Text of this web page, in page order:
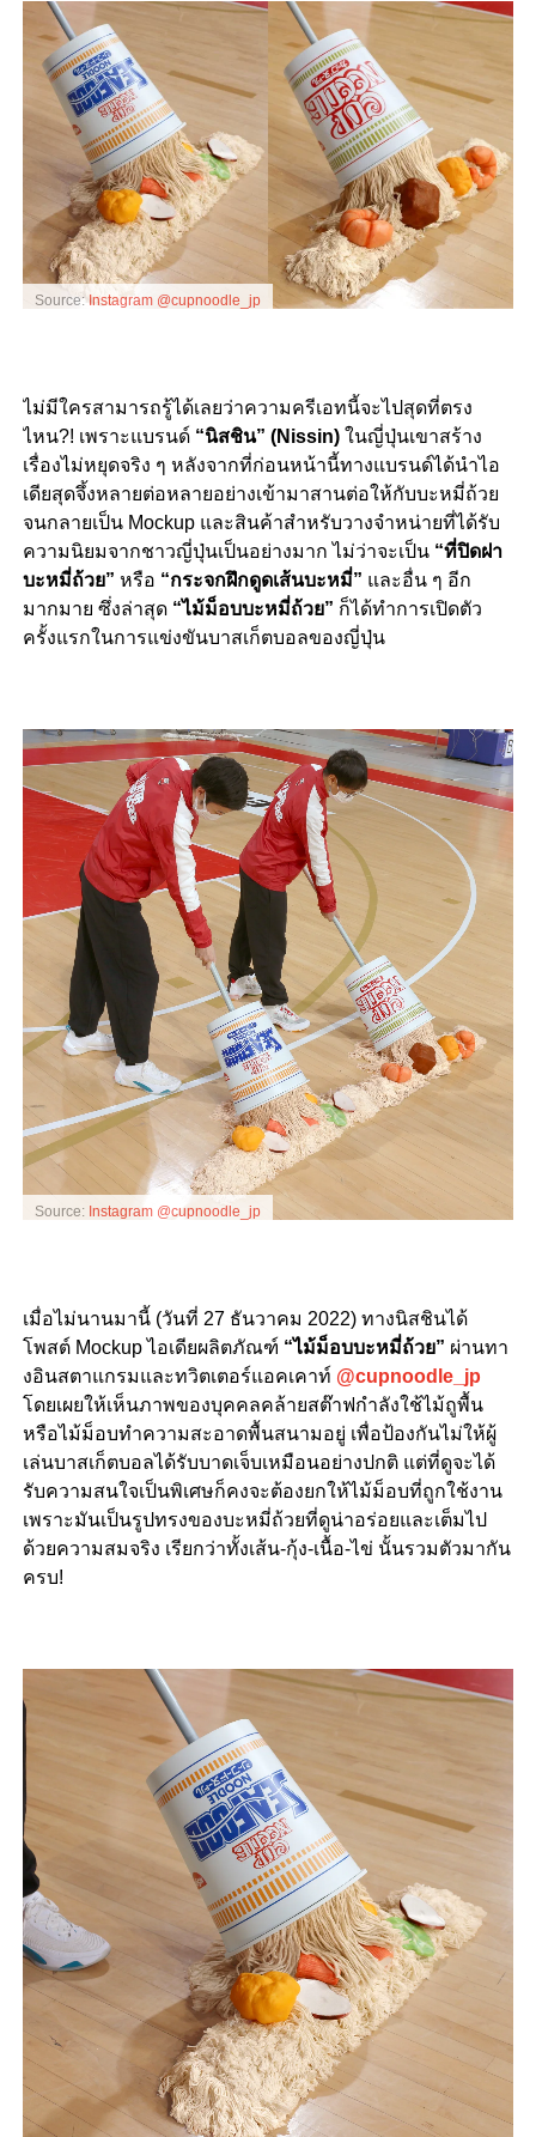
Source:Instagram @cupnoodle_jp
ไม่มีใครสามารถรู้ได้เลยว่าความครีเอทนี้จะไปสุดที่ตรง
ไหน?! เพราะแบรนด์“นิสชิน” (Nissin) ในญี่ปุ่นเขาสร้าง
เรื่องไม่หยุดจริง ๆ หลังจากที่ก่อนหน้านี้ทางแบรนด์ได้นำไอ
เดียสุดจึ้งหลายต่อหลายอย่างเข้ามาสานต่อให้กับบะหมี่ถ้วย
จนกลายเป็นMockup และสินค้าสำหรับวางจำหน่ายที่ได้รับ
ความนิยมจากชาวญี่ปุ่นเป็นอย่างมาก ไม่ว่าจะเป็น“ที่ปิดฝา
บะหมี่ถ้วย” หรือ “กระจกฝึกดูดเส้นบะหมี่” และอื่น ๆ อีก
มากมาย ซึ่งล่าสุด“ไม้ม็อบบะหมี่ถ้วย” ก็ได้ทำการเปิดตัว
ครั้งแรกในการแข่งขันบาสเก็ตบอลของญี่ปุ่น
Source: Instagram @cupnoodle_jp
เมื่อไม่นานมานี้(วันที่ 27 ธันวาคม 2022) ทางนิสชินได้
โพสต์ Mockupไอเดียผลิตภัณฑ์ “ไม้ม็อบบะหมี่ถ้วย” ผ่านทา
งอินสตาแกรมและทวิตเตอร์แอคเคาท์ @cupnoodle_jp
โดยเผยให้เห็นภาพของบุคคลคล้ายสต๊าฟกำลังใช้ไม้ถูพื้น
หรือไม้ม็อบทำความสะอาดพื้นสนามอยู่ เพื่อป้องกันไม่ให้ผู้
เล่นบาสเก็ตบอลได้รับบาดเจ็บเหมือนอย่างปกติ แต่ที่ดูจะได้
รับความสนใจเป็นพิเศษก็คงจะต้องยกให้ไม้ม็อบที่ถูกใช้งาน
เพราะมันเป็นรูปทรงของบะหมี่ถ้วยที่ดูน่าอร่อยและเต็มไป
ด้วยความสมจริง เรียกว่าทั้งเส้น-กุ้ง-เนื้อ-ไข่ นั้นรวมตัวมากัน
ครบ!